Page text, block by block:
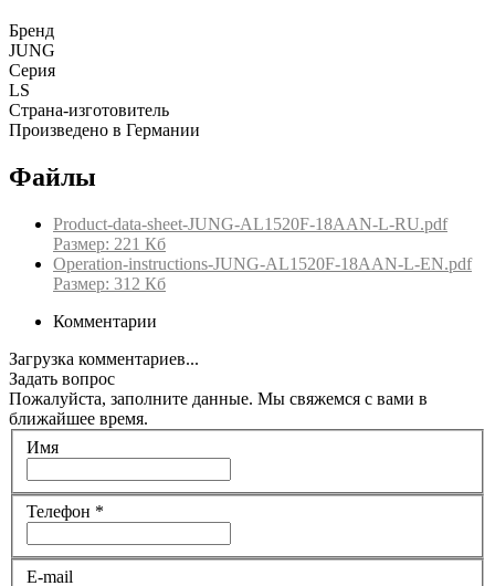
Бренд
JUNG
Серия
LS
Страна-изготовитель
Произведено в Германии
Файлы
Product-data-sheet-JUNG-AL1520F-18AAN-L-RU.pdf
Размер: 221 Кб
Operation-instructions-JUNG-AL1520F-18AAN-L-EN.pdf
Размер: 312 Кб
Комментарии
Загрузка комментариев...
Задать вопрос
Пожалуйста, заполните данные. Мы свяжемся с вами в
ближайшее время.
Имя
Телефон *
E-mail